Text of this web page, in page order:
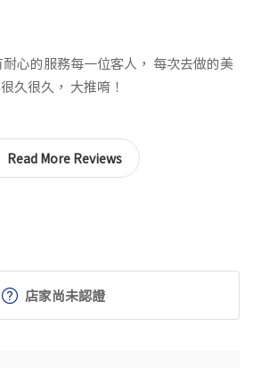
心的服務每一位客人， 每次去做的美
久很久， 大推唷！
Read More Reviews
店家尚未認證